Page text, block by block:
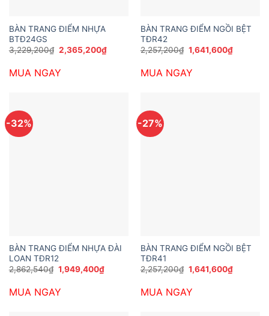
BÀN TRANG ĐIỂM NHỰA
BTĐ24GS
3,229,200₫ Giá
gốc
3,229,200₫.
2,365,200₫Giá
hiện
MUA NGAY
BÀN TRANG ĐIỂM NGỒI BỆT
TĐR42
2,257,200₫ Giá
gốc
2,257,200₫.
1,641,600₫Giá
hiện
MUA NGAY
-32%
BÀN TRANG ĐIỂM NHỰA ĐÀI
LOAN TĐR12
2,862,540₫ Giá
gốc
2,862,540₫.
1,949,400₫Giá
hiện
MUA NGAY
-27%
BÀN TRANG ĐIỂM NGỒI BỆT
TĐR41
2,257,200₫ Giá
gốc
2,257,200₫.
1,641,600₫Giá
hiện
MUA NGAY